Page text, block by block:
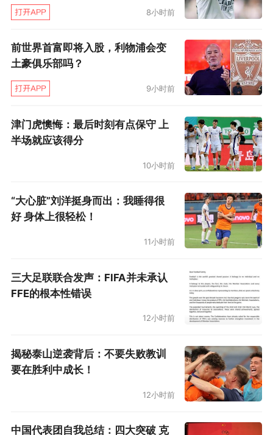
而超新星、今年男子100米自由泳排名第
一、200自决赛第四名的斯科特，才刚满20岁。
伦敦奥运会和年少的他们毫无关系，里约奥运会
他们刚成熟就已经威力无穷，在东京奥运会这段
计要闹腾好一会。
孙杨徐嘉余剩余两项考验大 中英战天平倒向
英国？
投2800万镑推动游泳 英国还有啥项目享受
8小时前
前世界首富即将入股，利物浦会变
土豪俱乐部吗？
9小时前
津门虎懊悔：最后时刻有点保守 上
半场就应该得分
10小时前
“大心脏”刘洋挺身而出：我睡得很
好 身体上很轻松！
11小时前
三大足联联合发声：FIFA并未承认
FFE的根本性错误
12小时前
揭秘泰山逆袭背后：不要失败教训
要在胜利中成长！
12小时前
中国代表团自我总结：四大突破 克